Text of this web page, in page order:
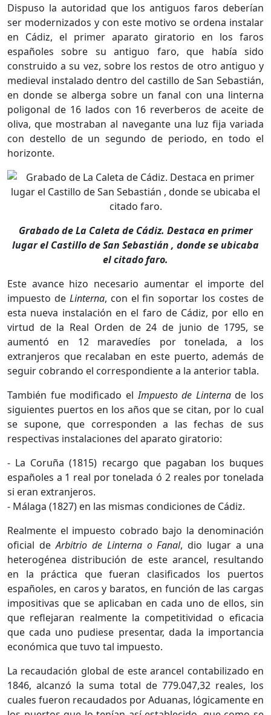
Dispuso la autoridad que los antiguos faros deberían
ser modernizados y con este motivo se ordena instalar
en Cádiz, el primer aparato giratorio en los faros
españoles sobre su antiguo faro, que había sido
construido a su vez, sobre los restos de otro antiguo y
medieval instalado dentro del castillo de San Sebastián,
en donde se alberga sobre un fanal con una linterna
poligonal de 16 lados con 16 reverberos de aceite de
oliva, que mostraban al navegante una luz fija variada
con destello de un segundo de periodo, en todo el
horizonte.
Grabado de La Caleta de Cádiz. Destaca en primer
lugar el Castillo de San Sebastián , donde se ubicaba
el citado faro.
Este avance hizo necesario aumentar el importe del
impuesto de Linterna, con el fin soportar los costes de
esta nueva instalación en el faro de Cádiz, por ello en
virtud de la Real Orden de 24 de junio de 1795, se
aumentó en 12 maravedíes por tonelada, a los
extranjeros que recalaban en este puerto, además de
seguir cobrando el correspondiente a la anterior tabla.
También fue modificado elImpuesto de Linternade los
siguientes puertos en los años que se citan, por lo cual
se supone, que corresponden a las fechas de sus
respectivas instalaciones del aparato giratorio:
- La Coruña (1815) recargo que pagaban los buques
españoles a 1 real por tonelada ó 2 reales por tonelada
si eran extranjeros.
- Málaga (1827) en las mismas condiciones de Cádiz.
Realmente el impuesto cobrado bajo la denominación
oficial deArbitrio de Linterna o Fanal, dio lugar a una
heterogénea distribución de este arancel, resultando
en la práctica que fueran clasificados los puertos
españoles, en caros y baratos, en función de las cargas
impositivas que se aplicaban en cada uno de ellos, sin
que reflejaran realmente la competitividad o eficacia
que cada uno pudiese presentar, dada la importancia
económica que tuvo tal impuesto.
La recaudación global de este arancel contabilizado en
1846, alcanzó la suma total de 779.047,32 reales, los
cuales fueron recaudados por Aduanas, lógicamente en